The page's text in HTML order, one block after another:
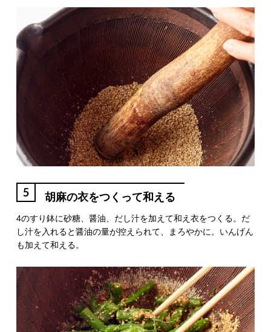
5 胡麻の衣をつくって和える
4のすり鉢に砂糖、醤油、だし汁を加えて和え衣をつくる。だ
し汁を入れると醤油の量が控えられて、まろやかに。いんげん
も加えて和える。